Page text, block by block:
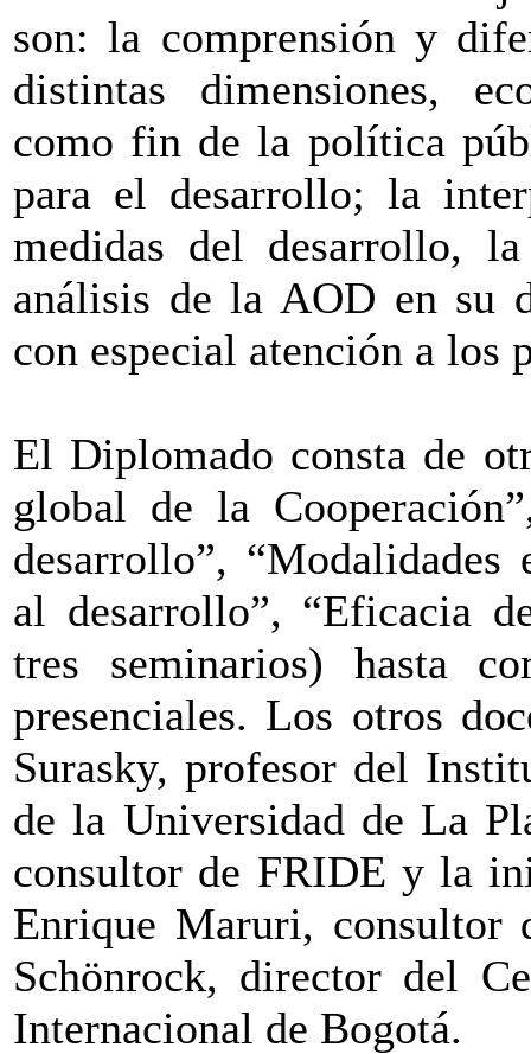
son: la comprensión y
distintas dimensiones,
como fin de la política
para el desarrollo; la
medidas del desarrollo,
análisis de la AOD en su
con especial atención a los
El Diplomado consta de
global de la
desarrollo”,
al desarrollo”, “Eficacia
tres seminarios) hasta
presenciales. Los otros
Surasky, profesor del
de la Universidad de La
consultor de FRIDE y la
Enrique Maruri,
Schönrock, director del
Internacional de Bogotá.